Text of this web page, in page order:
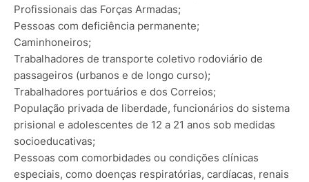
Profissionais das Forças Armadas;
Pessoas com deficiência permanente;
Caminhoneiros;
Trabalhadores de transporte coletivo rodoviário de
passageiros (urbanos e de longo curso);
Trabalhadores portuários e dos Correios;
População privada de liberdade, funcionários do sistema
prisional e adolescentes de 12 a 21 anos sob medidas
socioeducativas;
Pessoas com comorbidades ou condições clínicas
especiais, como doenças respiratórias, cardíacas, renais